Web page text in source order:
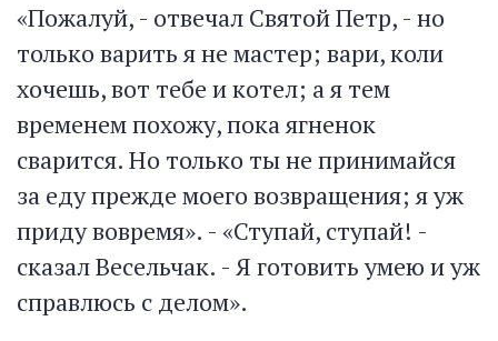
«Пожалуй, - отвечал Святой Петр, - но
только варить я не мастер; вари, коли
хочешь, вот тебе и котел; а я тем
временем похожу, пока ягненок
сварится. Но только ты не принимайся
за еду прежде моего возвращения; я уж
приду вовремя». - «Ступай, ступай! -
сказал Весельчак. - Я готовить умею и уж
справлюсь с делом».